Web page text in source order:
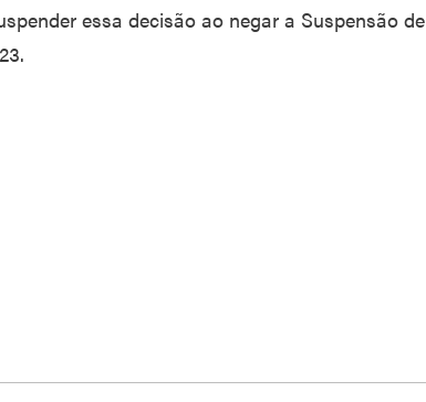
essa decisão ao negar a Suspensão de